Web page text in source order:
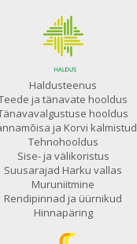
Haldusteenus
ja tänavate hooldus
hooldus
ja Korvi kalmistud
Tehnohooldus
Sise- ja välikoristus
Suusarajad Harku vallas
Muruniitmine
Rendipinnad ja üürnikud
Hinnapäring